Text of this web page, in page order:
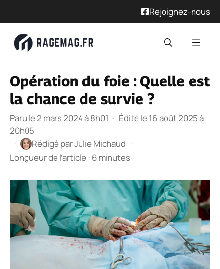
Rejoignez-nous
Opération du foie : Quelle est
la chance de survie ?
Paru le 2 mars 2024 à 8h01 · Édité le 16 août 2025 à
20h05
·
Rédigé parJulie Michaud ·
Longueur de l’article : 6 minutes